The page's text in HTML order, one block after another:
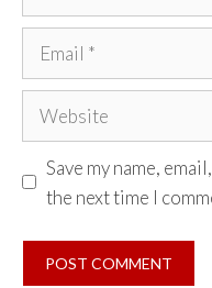
Email
Website
Save my name,
the next time I